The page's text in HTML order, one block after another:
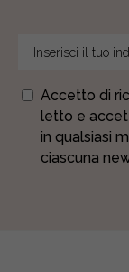
Accetto di
letto e
in qualsiasi
ciascuna